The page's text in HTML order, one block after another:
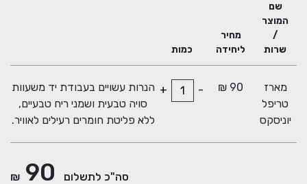
שם
המוצר
/
שרות
מחיר
ליחידה
כמות
מארז
טריפל
יוניסקס
90 ₪
-
+ הנרות עשויים בעבודת יד משעוות
סויה טבעית ושמני ריח טבעיים,
ללא פליטת חומרים רעילים לאוויר.
סה"כ לתשלום 90
₪